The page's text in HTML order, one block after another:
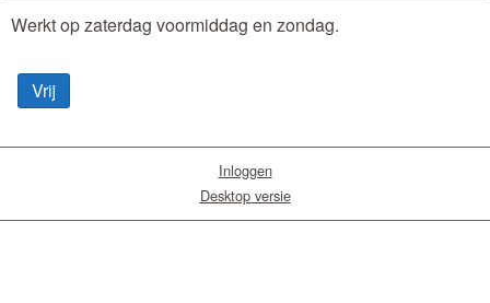
Werkt op zaterdag voormiddag en zondag.
Vrij
Inloggen
Desktop versie